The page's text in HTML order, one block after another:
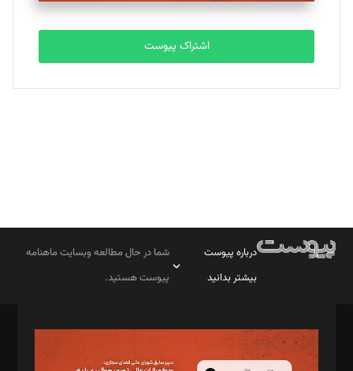
تحریریه
بابک نقاش
تحریریه
اشتراک پیوست
درباره پیوست
بیشتر بدانید
شما در حال مطالعه وبسایت ماهنامه
پیوست هستید.
مدیر مسئول: محمدباقر اثنی‌عشری
سردبیر: مهرک محمودی